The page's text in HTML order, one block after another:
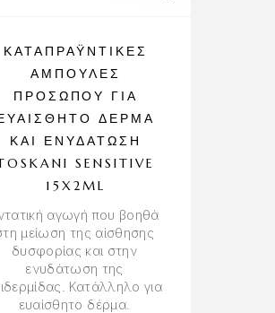
ΚΑΤΑΠΡΑΫΝΤΙΚΈΣ
ΑΜΠΟΎΛΕΣ
ΠΡΟΣΏΠΟΥ ΓΙΑ
ΔΈΡΜΑ
ΚΑΙ ΕΝΥΔΆΤΩΣΗ
SENSITIVE
15X2ML
αγωγή που βοηθά
μείωση της αίσθησης
δυσφορίας και στην
ενυδάτωση της
Κατάλληλο για
ευαίσθητο δέρμα.